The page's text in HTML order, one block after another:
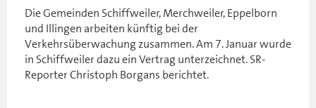
Die Gemeinden Schiffweiler, Merchweiler, Eppelborn
und Illingen arbeiten künftig bei der
Verkehrsüberwachung zusammen. Am 7. Januar wurde
in Schiffweiler dazu ein Vertrag unterzeichnet. SR-
Reporter Christoph Borgans berichtet.